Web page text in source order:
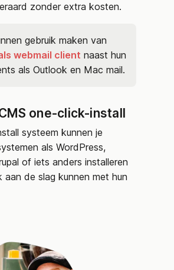
zonder extra kosten.
gebruik maken van
webmail client naast hun
als Outlook en Mac mail.
one-click-install
systeem kunnen je
als WordPress,
of iets anders installeren
de slag kunnen met hun